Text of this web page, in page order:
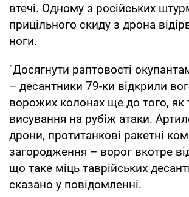
втечі. Одному з російських
прицільного скиду з дрона
ноги.
"Досягнути раптовості
– десантники 79-ки відкрили
ворожих колонах ще до того, як
висування на рубіж атаки.
дрони, протитанкові ракетні
загородження – ворог вкотре
що таке міць таврійських
сказано у повідомленні.